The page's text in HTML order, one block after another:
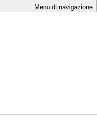
Menu di navigazione